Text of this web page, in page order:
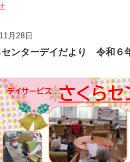
月28日
センターデイだより 令和６